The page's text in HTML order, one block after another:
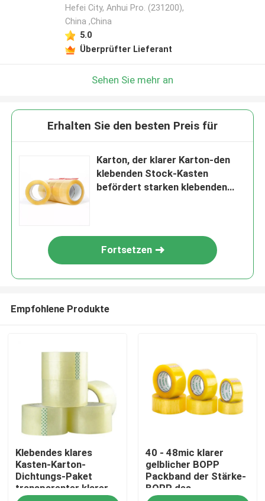
Nach Hause
Hefei City, Anhui Pro. (231200),
China ,China
5.0
Überprüfter Lieferant
Sehen Sie mehr an
Erhalten Sie den besten Preis für
Karton, der klarer Karton-den
klebenden Stock-Kasten
befördert starken klebenden
Fortsetzen
Empfohlene Produkte
Klebendes klares
Kasten-Karton-
Dichtungs-Paket
transparenter klarer
40 - 48mic klarer
gelblicher BOPP
Packband der Stärke-
BOPP des